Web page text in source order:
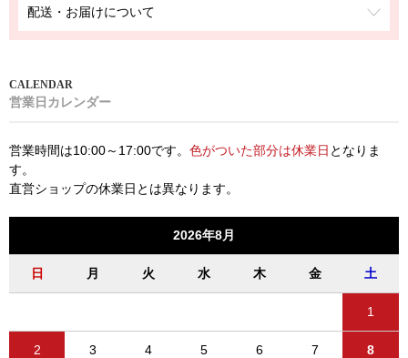
配送・お届けについて
営業日カレンダー
営業時間は10:00～17:00です。 色がついた部分は休業日 となりま
す。
直営ショップの休業日とは異なります。
2026年8月
日 月 火 水 木 金 土
1
2 3 4 5 6 7 8